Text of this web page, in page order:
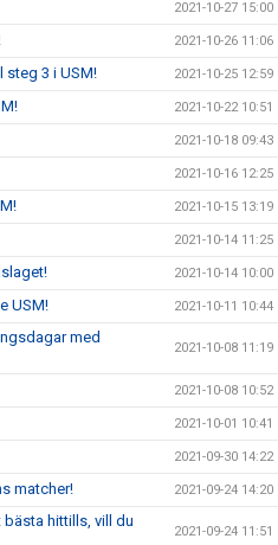
2021-10-27 15:00
2021-10-26 11:06
steg 3 i USM! 2021-10-25 12:59
2021-10-22 10:51
2021-10-18 09:43
2021-10-16 12:25
2021-10-15 13:19
2021-10-14 11:25
2021-10-14 10:00
USM! 2021-10-11 10:44
med
2021-10-08 11:19
2021-10-08 10:52
2021-10-01 10:41
2021-09-30 14:22
matcher! 2021-09-24 14:20
bästa hittills, vill du
2021-09-24 11:51